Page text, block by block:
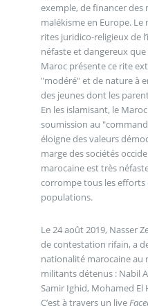
exemple, de financer des
malékisme en Europe. Le
rites juridico-religieux de
néfaste et dangereux
Maroc présente ce rite
"modéré" et de nature à
des jeunes dont les
En les islamisant, le
soumission au
éloigne des valeurs
marge des sociétés
marocaine est très
corrompe tous les
populations.
Le 24 août 2019, Nasser
de contestation rifain, a
nationalité marocaine au
militants détenus : Nabil
Samir Ighid, Mohamed El
C’est à travers un live